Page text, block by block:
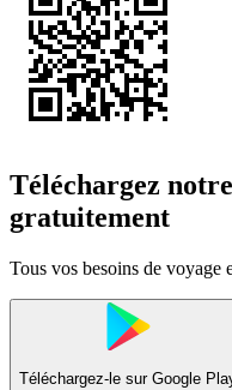
Téléchargez
gratuitement
Tous vos besoins de voyage
Téléchargez-le sur Google